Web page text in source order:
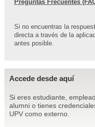
Preguntas Frecuentes
Si no encuentras la
directa a través de la
antes posible.
Accede desde aquí
Si eres estudiante,
alumni o tienes
UPV como externo.